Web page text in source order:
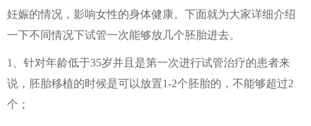
妊娠的情况，影响女性的身体健康。下面就为大家详细介绍
一下不同情况下试管一次能够放几个胚胎进去。
1、针对年龄低于35岁并且是第一次进行试管治疗的患者来
说，胚胎移植的时候是可以放置1-2个胚胎的，不能够超过2
个；